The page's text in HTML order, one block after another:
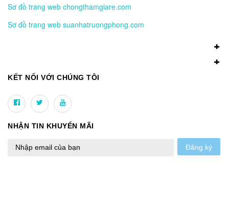
Sơ đồ trang web chongthamgiare.com
Sơ đồ trang web suanhatruongphong.com
KẾT NỐI VỚI CHÚNG TÔI
NHẬN TIN KHUYẾN MÃI
Đăng ký